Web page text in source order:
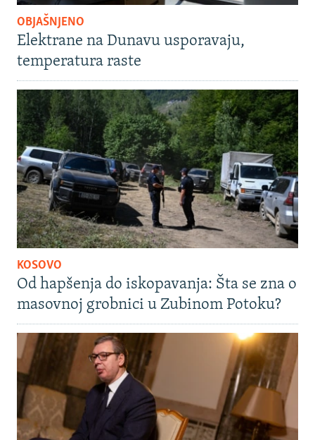
OBJAŠNJENO
Elektrane na Dunavu usporavaju,
temperatura raste
KOSOVO
Od hapšenja do iskopavanja: Šta se zna o
masovnoj grobnici u Zubinom Potoku?